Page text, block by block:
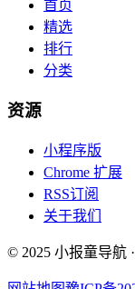
首页
精选
排行
分类
资源
小程序版
Chrome 扩展
RSS订阅
关于我们
© 2025 小报童导航